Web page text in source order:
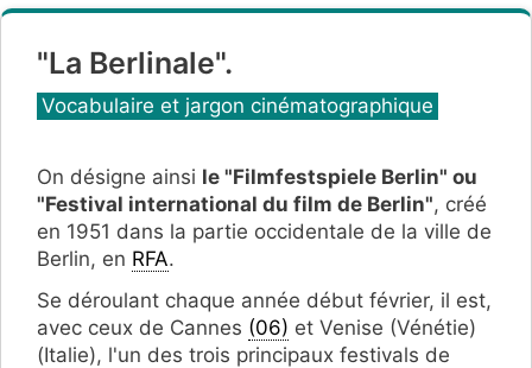
"La Berlinale".
Catégories
Vocabulaire et jargon cinématographique
On désigne ainsi le "Filmfestspiele Berlin" ou
"Festival international du film de Berlin", créé
en 1951 dans la partie occidentale de la ville de
Berlin, en RFA.
Se déroulant chaque année début février, il est,
avec ceux de Cannes (06) et Venise (Vénétie)
(Italie), l'un des trois principaux festivals de